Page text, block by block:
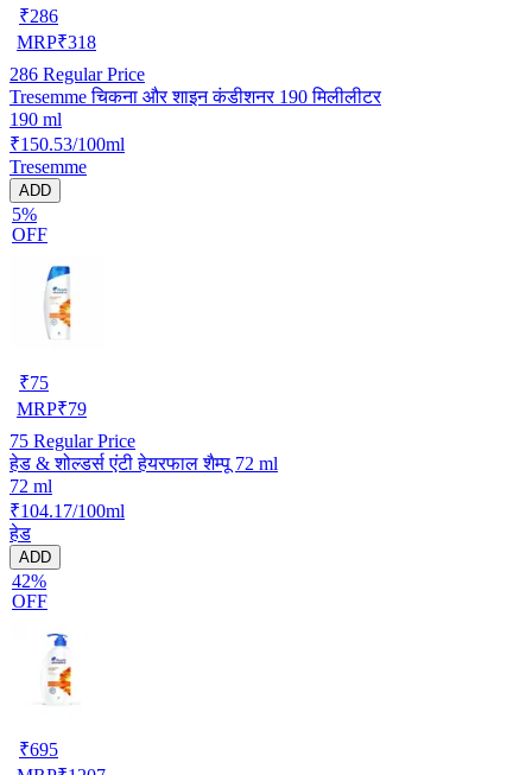
₹286
MRP₹318
286 Regular Price
Tresemme चिकना और शाइन कंडीशनर 190 मिलीलीटर
190 ml
₹150.53/100ml
Tresemme
ADD
5%
OFF
₹75
MRP₹79
75 Regular Price
हेड & शोल्डर्स एंटी हेयरफाल शैम्पू 72 ml
72 ml
₹104.17/100ml
हेड
ADD
42%
OFF
₹695